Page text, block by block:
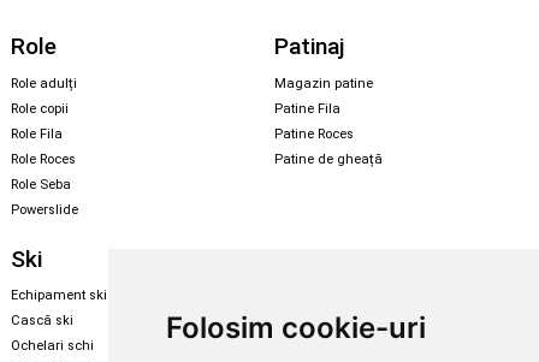
Folosim cookie-uri
Role
Role adulți
Role copii
Role Fila
Role Roces
Role Seba
Powerslide
Patinaj
Magazin patine
Patine Fila
Patine Roces
Patine de gheață
Ski
Echipament ski
Cască ski
Ochelari schi
Echipament snowboard